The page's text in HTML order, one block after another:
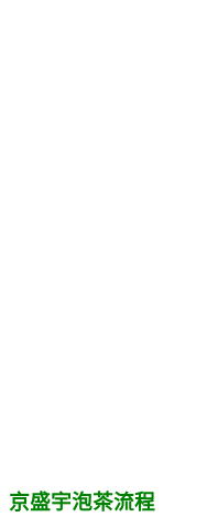
京盛宇泡茶流程